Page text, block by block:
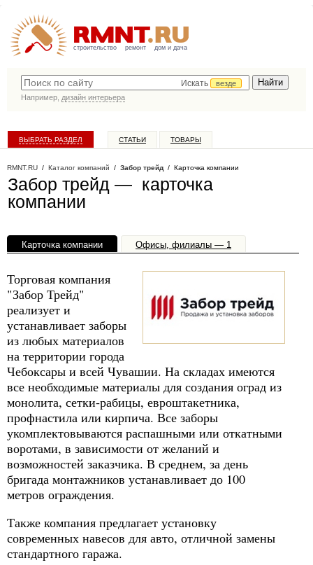
строительство ремонт дом и дача
Искать
везде
Например, дизайн интерьера
ВЫБРАТЬ РАЗДЕЛ СТАТЬИ ТОВАРЫ
RMNT.RU / Каталог компаний / Забор трейд / Карточка компании
Забор трейд — карточка
компании
Карточка компании Офисы, филиалы — 1
Торговая компания
"Забор Трейд"
реализует и
устанавливает заборы
из любых материалов
на территории города
Чебоксары и всей Чувашии. На складах имеются
все необходимые материалы для создания оград из
монолита, сетки-рабицы, евроштакетника,
профнастила или кирпича. Все заборы
укомплектовываются распашными или откатными
воротами, в зависимости от желаний и
возможностей заказчика. В среднем, за день
бригада монтажников устанавливает до 100
метров ограждения.
Также компания предлагает установку
современных навесов для авто, отличной замены
стандартного гаража.